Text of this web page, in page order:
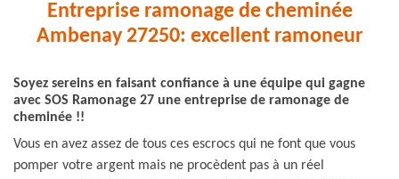
Entreprise ramonage de cheminée
Ambenay 27250: excellent ramoneur
Soyez sereins en faisant confiance à une équipe qui gagne
avec SOS Ramonage 27 une entreprise de ramonage de
cheminée !!
Vous en avez assez de tous ces escrocs qui ne font que vous
pomper votre argent mais ne procèdent pas à un réel